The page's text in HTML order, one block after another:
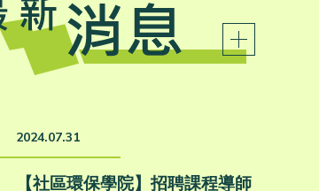
2024.07.31
【社區環保學院】招聘課程導師